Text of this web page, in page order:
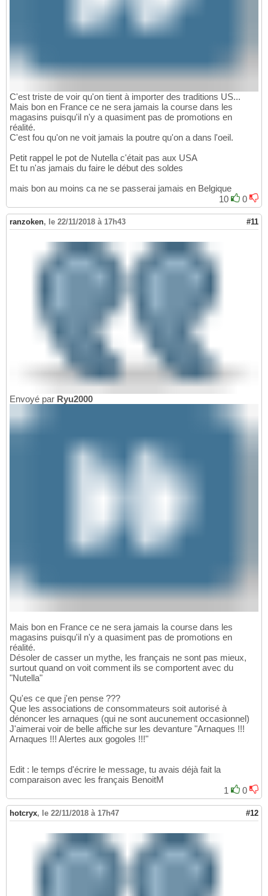
C'est triste de voir qu'on tient à importer des traditions US...
Mais bon en France ce ne sera jamais la course dans les
magasins puisqu'il n'y a quasiment pas de promotions en
réalité.
C'est fou qu'on ne voit jamais la poutre qu'on a dans l'oeil.
Petit rappel le pot de Nutella c'était pas aux USA
Et tu n'as jamais du faire le début des soldes
mais bon au moins ca ne se passerai jamais en Belgique
10
0
ranzoken, le 22/11/2018 à 17h43 #11
Envoyé par Ryu2000
Mais bon en France ce ne sera jamais la course dans les
magasins puisqu'il n'y a quasiment pas de promotions en
réalité.
Désoler de casser un mythe, les français ne sont pas mieux,
surtout quand on voit comment ils se comportent avec du
"Nutella"
Qu'es ce que j'en pense ???
Que les associations de consommateurs soit autorisé à
dénoncer les arnaques (qui ne sont aucunement occasionnel)
J'aimerai voir de belle affiche sur les devanture "Arnaques !!!
Arnaques !!! Alertes aux gogoles !!!"
Edit : le temps d'écrire le message, tu avais déjà fait la
comparaison avec les français BenoitM
1
0
hotcryx, le 22/11/2018 à 17h47 #12